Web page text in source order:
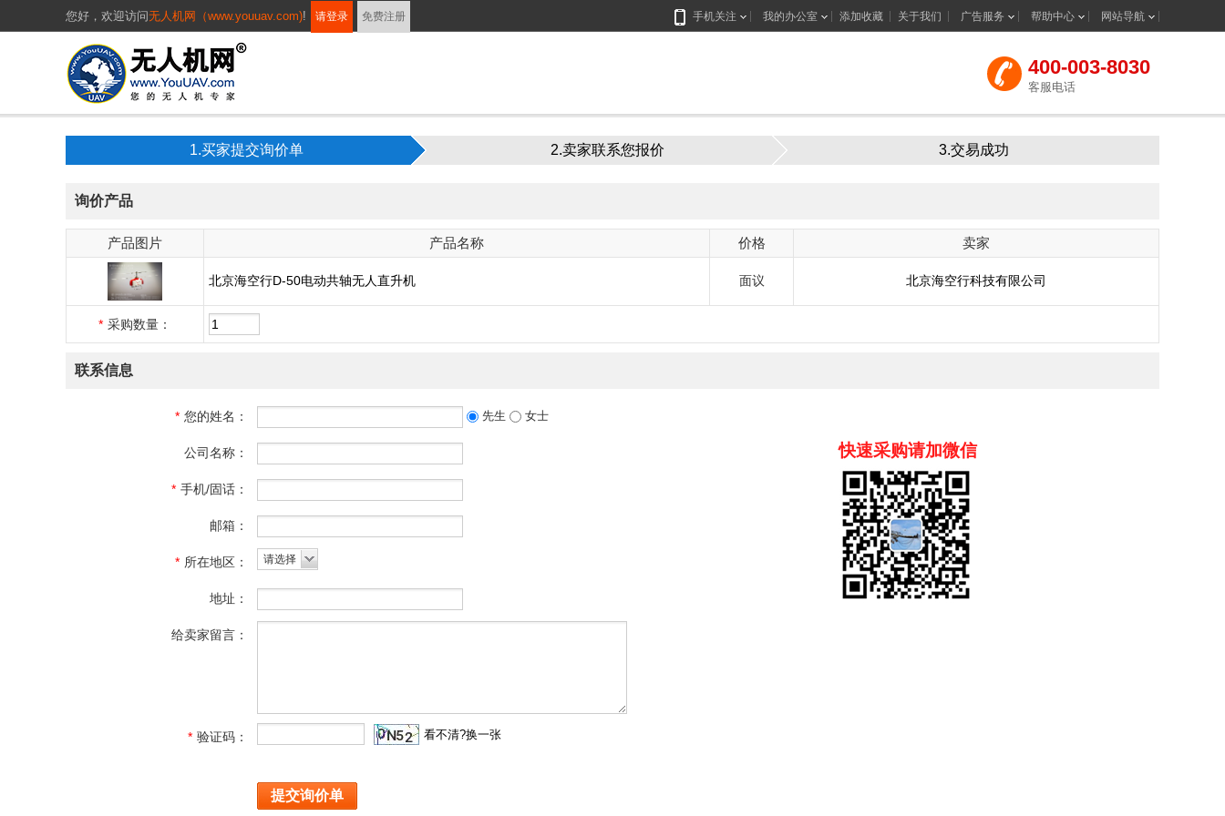
您好， 欢迎访问无人机网（www.youuav.com)! 请登录 免费注册 手机关注 我的办公室 添加收藏 关于我们 广告服务 帮助中心 网站导航
400-003-8030
客服电话
1.买家提交询价单 2.卖家联系您报价 3.交易成功
询价产品
产品图片 产品名称 价格 卖家
北京海空行D-50电动共轴无人直升机 面议 北京海空行科技有限公司
* 采购数量：
快速采购请加微信
联系信息
* 您的姓名： 先生 女士
公司名称：
* 手机/固话：
邮箱：
* 所在地区： 请选择
地址：
给卖家留言：
* 验证码： 看不清?换一张